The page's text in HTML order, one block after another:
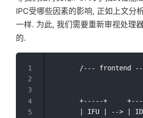
IPC受哪些因素的影响, 正如上文分
一样. 为此, 我们需要重新审视处理
的.
/--- frontend
+-----+
| IFU | --> |